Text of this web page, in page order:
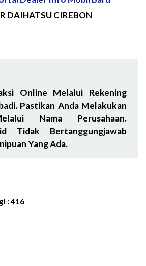
DAIHATSU CIREBON
Online Melalui Rekening
Pastikan Anda Melakukan
Nama Perusahaan.
Tidak Bertanggungjawab
Yang Ada.
: 416